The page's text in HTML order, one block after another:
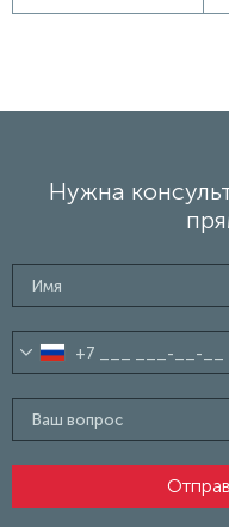
Нужна